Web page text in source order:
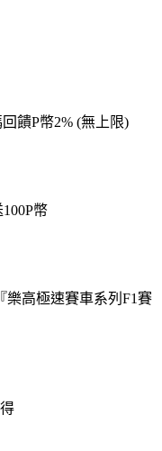
饋P幣2% (無上限)
幣
樂高極速賽車系列F1賽